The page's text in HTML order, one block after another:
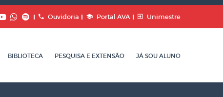
Ouvidoria Portal AVA Unimestre
BIBLIOTECA PESQUISA E EXTENSÃO JÁ SOU ALUNO